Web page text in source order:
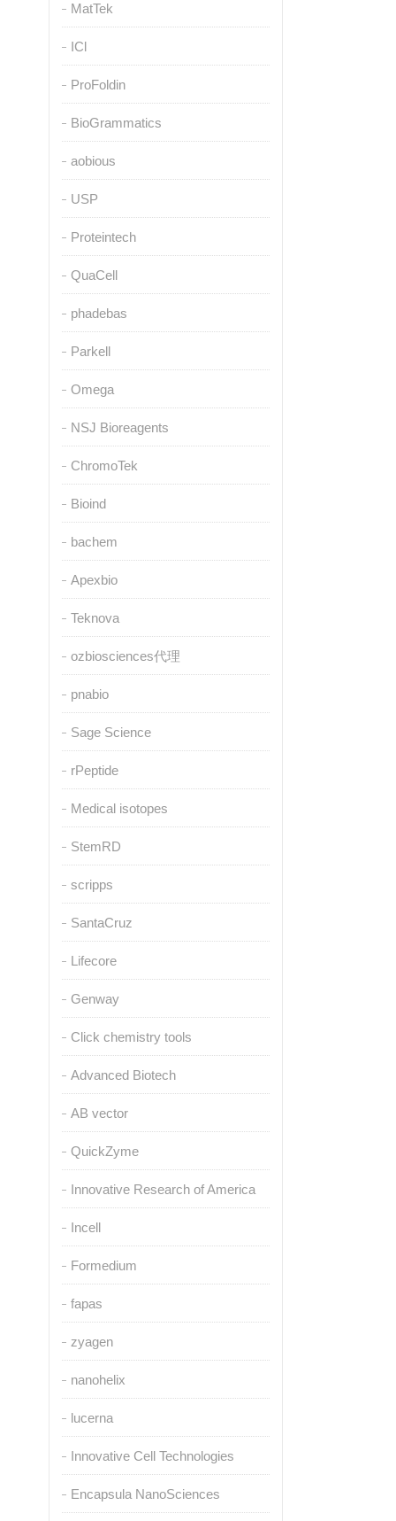
MatTek
ICl
ProFoldin
BioGrammatics
aobious
USP
Proteintech
QuaCell
phadebas
Parkell
Omega
NSJ Bioreagents
ChromoTek
Bioind
bachem
Apexbio
Teknova
ozbiosciences代理
pnabio
Sage Science
rPeptide
Medical isotopes
StemRD
scripps
SantaCruz
Lifecore
Genway
Click chemistry tools
Advanced Biotech
AB vector
QuickZyme
Innovative Research of America
Incell
Formedium
fapas
zyagen
nanohelix
lucerna
Innovative Cell Technologies
Encapsula NanoSciences